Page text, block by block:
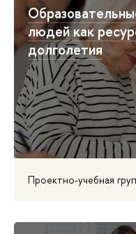
людей как
долголетия
Проектно-учебная